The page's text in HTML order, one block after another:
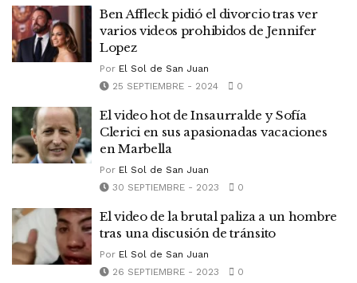
Ben Affleck pidió el divorcio tras ver
varios videos prohibidos de Jennifer
Lopez
Por El Sol de San Juan
25 SEPTIEMBRE - 2024
0
El video hot de Insaurralde y Sofía
Clerici en sus apasionadas vacaciones
en Marbella
Por El Sol de San Juan
30 SEPTIEMBRE - 2023
0
El video de la brutal paliza a un hombre
tras una discusión de tránsito
Por El Sol de San Juan
26 SEPTIEMBRE - 2023
0